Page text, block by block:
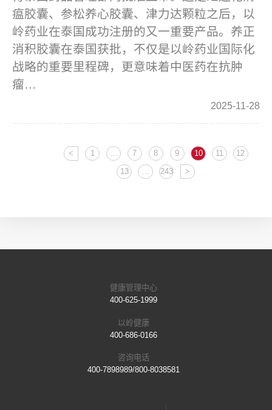
瘟胶囊、参松养心胶囊、津力达颗粒之后，以
岭药业在泰国成功注册的又一重要产品。养正
消积胶囊在泰国获批，不仅是以岭药业国际化
战略的重要里程碑，更意味着中医药在抗肿
瘤…
2025-11-28
< 1 7 8 9 10 11 12
13 … 243 >
健康管理中心
400-625-1999
以岭健康
400-686-0166
咨询电话
400-7898989/800-8038581